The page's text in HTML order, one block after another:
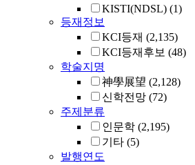
KISTI(NDSL) (1)
등재정보
KCI등재 (2,135)
KCI등재후보 (48)
학술지명
神學展望 (2,128)
신학전망 (72)
주제분류
인문학 (2,195)
기타 (5)
발행연도